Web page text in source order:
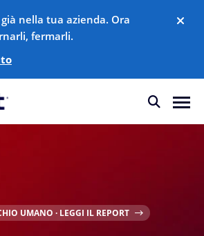
nella tua azienda. Ora
fermarli.
UMANO · LEGGI IL REPORT